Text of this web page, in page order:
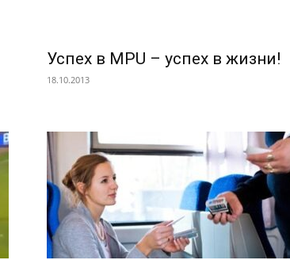
Успех в MPU – успех в жизни!
18.10.2013